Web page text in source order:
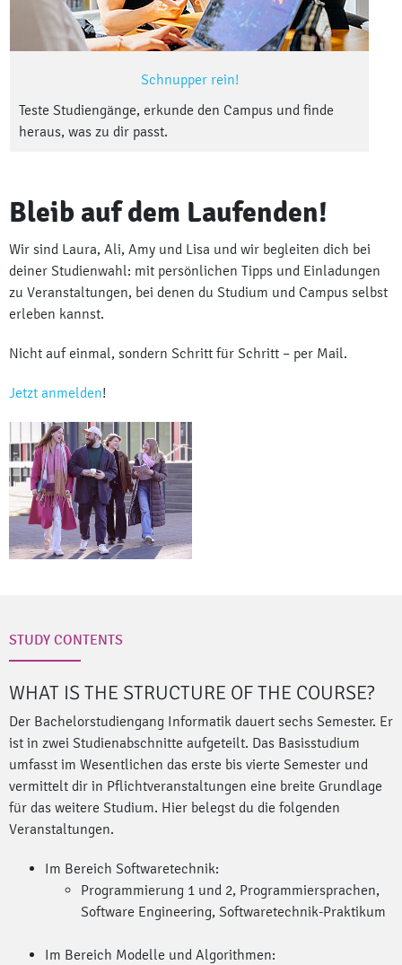
Schnupper rein!
Teste Studiengänge, erkunde den Campus und finde
heraus, was zu dir passt.
Bleib auf dem Laufenden!
Wir sind Laura, Ali, Amy und Lisa und wir begleiten dich bei
deiner Studienwahl: mit persönlichen Tipps und Einladungen
zu Veranstaltungen, bei denen du Studium und Campus selbst
erleben kannst.
Nicht auf einmal, sondern Schritt für Schritt – per Mail.
Jetzt anmelden!
STUDY CONTENTS
WHAT IS THE STRUCTURE OF THE COURSE?
Der Bachelorstudiengang Informatik dauert sechs Semester. Er
ist in zwei Studienabschnitte aufgeteilt. Das Basisstudium
umfasst im Wesentlichen das erste bis vierte Semester und
vermittelt dir in Pflichtveranstaltungen eine breite Grundlage
für das weitere Studium. Hier belegst du die folgenden
Veranstaltungen.
Im Bereich Softwaretechnik:
Programmierung 1 und 2, Programmiersprachen,
Software Engineering, Softwaretechnik-Praktikum
Im Bereich Modelle und Algorithmen: